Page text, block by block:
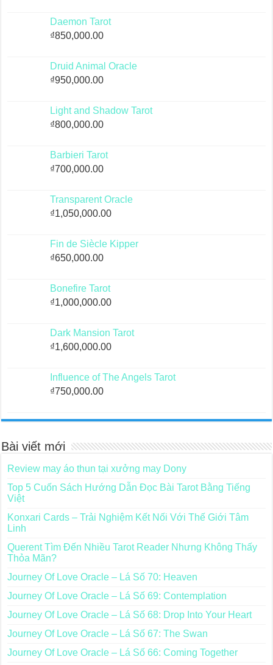
Daemon Tarot
₫850,000.00
Druid Animal Oracle
₫950,000.00
Light and Shadow Tarot
₫800,000.00
Barbieri Tarot
₫700,000.00
Transparent Oracle
₫1,050,000.00
Fin de Siècle Kipper
₫650,000.00
Bonefire Tarot
₫1,000,000.00
Dark Mansion Tarot
₫1,600,000.00
Influence of The Angels Tarot
₫750,000.00
Bài viết mới
Review may áo thun tại xưởng may Dony
Top 5 Cuốn Sách Hướng Dẫn Đọc Bài Tarot Bằng Tiếng
Việt
Konxari Cards – Trải Nghiệm Kết Nối Với Thế Giới Tâm
Linh
Querent Tìm Đến Nhiều Tarot Reader Nhưng Không Thấy
Thỏa Mãn?
Journey Of Love Oracle – Lá Số 70: Heaven
Journey Of Love Oracle – Lá Số 69: Contemplation
Journey Of Love Oracle – Lá Số 68: Drop Into Your Heart
Journey Of Love Oracle – Lá Số 67: The Swan
Journey Of Love Oracle – Lá Số 66: Coming Together